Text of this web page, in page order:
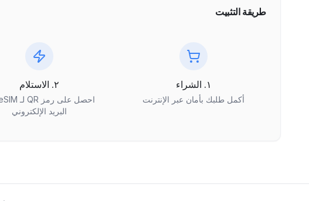
طريقة التثبيت
١. الشراء
أكمل طلبك بأمان عبر الإنترنت
٢. الاستلام
البريد الإلكتروني